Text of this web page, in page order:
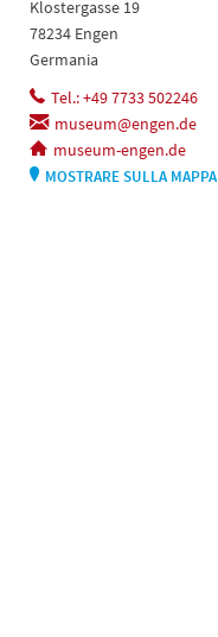
Klostergasse 19
78234 Engen
Germania
Tel.: +49 7733 502246
museum@engen.de
museum-engen.de
MOSTRARE SULLA MAPPA